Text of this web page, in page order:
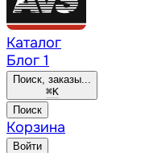
Каталог
Блог 1
Поиск, заказы...
⌘K
Поиск
Корзина
Войти